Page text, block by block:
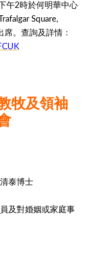
午2時於何明華中心
Square,
席。查詢及詳情 ：
牧及領袖
泰博士
及對婚姻或家庭事